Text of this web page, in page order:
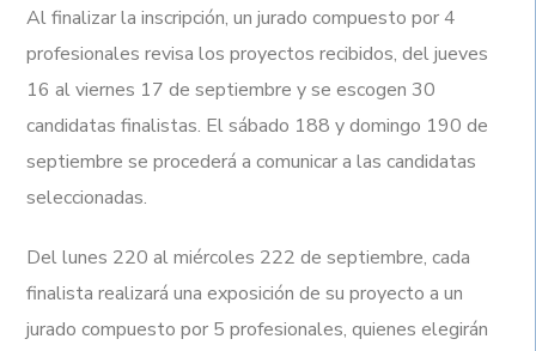
Al finalizar la inscripción, un jurado compuesto por 4
profesionales revisa los proyectos recibidos, del jueves
16 al viernes 17 de septiembre y se escogen 30
candidatas finalistas. El sábado 188 y domingo 190 de
septiembre se procederá a comunicar a las candidatas
seleccionadas.
Del lunes 220 al miércoles 222 de septiembre, cada
finalista realizará una exposición de su proyecto a un
jurado compuesto por 5 profesionales, quienes elegirán